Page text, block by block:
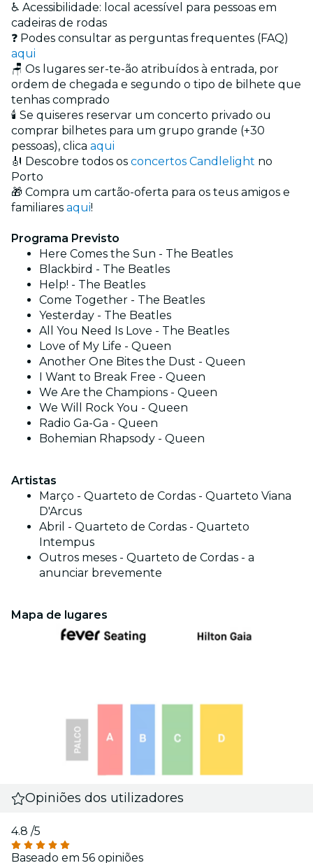
♿ Acessibilidade: local acessível para pessoas em
cadeiras de rodas
❓ Podes consultar as perguntas frequentes (FAQ)
aqui
🪑 Os lugares ser-te-ão atribuídos à entrada, por
ordem de chegada e segundo o tipo de bilhete que
tenhas comprado
🕯️ Se quiseres reservar um concerto privado ou
comprar bilhetes para um grupo grande (+30
pessoas), clica aqui
🎻 Descobre todos os concertos Candlelight no
Porto
🎁 Compra um cartão-oferta para os teus amigos e
familiares aqui!
Programa Previsto
Here Comes the Sun - The Beatles
Blackbird - The Beatles
Help! - The Beatles
Come Together - The Beatles
Yesterday - The Beatles
All You Need Is Love - The Beatles
Love of My Life - Queen
Another One Bites the Dust - Queen
I Want to Break Free - Queen
We Are the Champions - Queen
We Will Rock You - Queen
Radio Ga-Ga - Queen
Bohemian Rhapsody - Queen
Artistas
Março - Quarteto de Cordas - Quarteto Viana
D'Arcus
Abril - Quarteto de Cordas - Quarteto
Intempus
Outros meses - Quarteto de Cordas - a
anunciar brevemente
Mapa de lugares
Opiniões dos utilizadores
4.8 /5
Baseado em 56 opiniões